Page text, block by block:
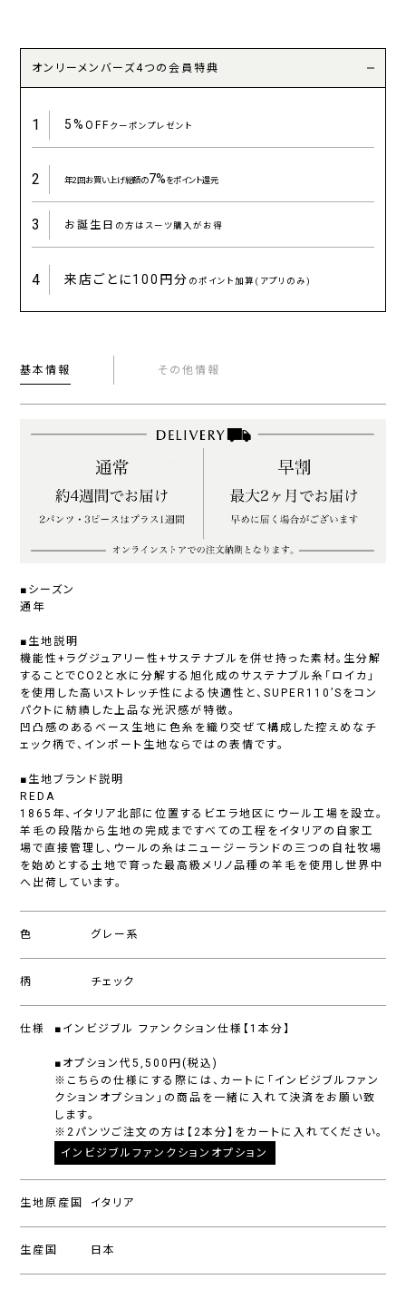
オンリーメンバーズ4つの会員特典
1 5%OFFクーポンプレゼント
2 年2回お買い上げ総額の7%をポイント還元
3 お誕生日 の方はスーツ購入がお得
4 来店ごとに100円分 のポイント加算(アプリのみ)
基本情報 その他情報
■シーズン
通年
■生地説明
機能性+ラグジュアリー性+サステナブルを併せ持った素材。生分解
することでCO2と水に分解する旭化成のサステナブル糸「ロイカ」
を使用した高いストレッチ性による快適性と、SUPER110’Sをコン
パクトに紡績した上品な光沢感が特徴。
凹凸感のあるベース生地に色糸を織り交ぜて構成した控えめなチ
ェック柄で、インポート生地ならではの表情です。
■生地ブランド説明
REDA
1865年、イタリア北部に位置するビエラ地区にウール工場を設立。
羊毛の段階から生地の完成まですべての工程をイタリアの自家工
場で直接管理し、ウールの糸はニュージーランドの三つの自社牧場
を始めとする土地で育った最高級メリノ品種の羊毛を使用し世界中
へ出荷しています。
色 グレー系
柄 チェック
仕様 ■インビジブル ファンクション仕様【1本分】
■オプション代5,500円(税込)
※こちらの仕様にする際には、カートに「インビジブルファン
クションオプション」の商品を一緒に入れて決済をお願い致
します。
※2パンツご注文の方は【2本分】をカートに入れてください。
インビジブルファンクションオプション
生地原産国 イタリア
生産国 日本